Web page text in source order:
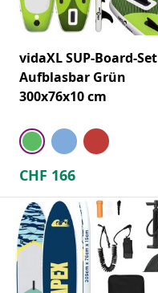
vidaXL SUP-Board-Set
Aufblasbar Grün
300x76x10 cm
CHF 166